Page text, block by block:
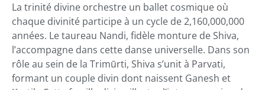
La trinité divine orchestre un ballet cosmique où
chaque divinité participe à un cycle de 2,160,000,000
années. Le taureau Nandi, fidèle monture de Shiva,
l’accompagne dans cette danse universelle. Dans son
rôle au sein de la Trimūrti, Shiva s’unit à Parvati,
formant un couple divin dont naissent Ganesh et